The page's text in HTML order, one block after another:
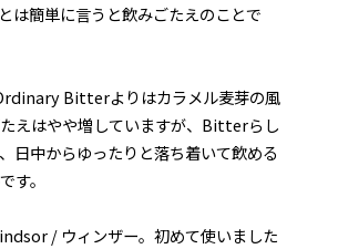
は簡単に言うと飲みごたえのことで
Bitterよりはカラメル麦芽の風
えはやや増していますが、Bitterらし
日中からゆったりと落ち着いて飲める
す。
/ ウィンザー。初めて使いました